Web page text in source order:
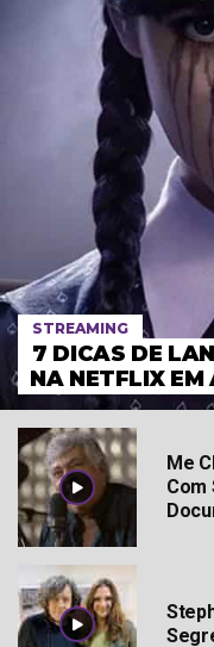
STREAMING
7 DICAS DE
NA NETFLIX EM
Me
Com